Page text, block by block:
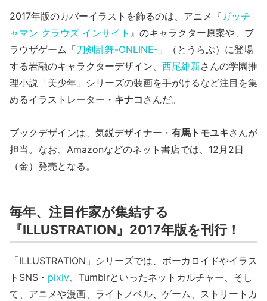
2017年版のカバーイラストを飾るのは、アニメ『ガッチ
ャマン クラウズ インサイト 』のキャラクター原案や、ブ
ラウザゲーム「刀剣乱舞-ONLINE- 」（とうらぶ）に登場
する岩融のキャラクターデザイン、 西尾維新さんの学園推
理小説「美少年」シリーズの装画を手がけるなど注目を集
めるイラストレーター・ キナコ さんだ。
ブックデザインは、気鋭デザイナー・ 有馬トモユキさんが
担当。なお、Amazonなどのネット書店では、12月2日
（金）発売となる。
毎年、注目作家が集結する
『ILLUSTRATION』2017年版を刊行！
「ILLUSTRATION」シリーズでは、ボーカロイドやイラス
トSNS・ pixiv、Tumblrといったネットカルチャー、そし
て、アニメや漫画、ライトノベル、ゲーム、ストリートカ